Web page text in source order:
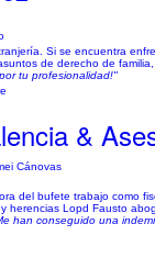
Si se encuentra
de derecho de
tu profesionalidad!"
&
Cánovas
del bufete trabajo como
herencias Lopd Fausto
han conseguido una